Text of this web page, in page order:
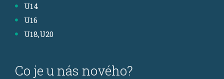
U14
U16
U18,U20
Co je u nás nového?